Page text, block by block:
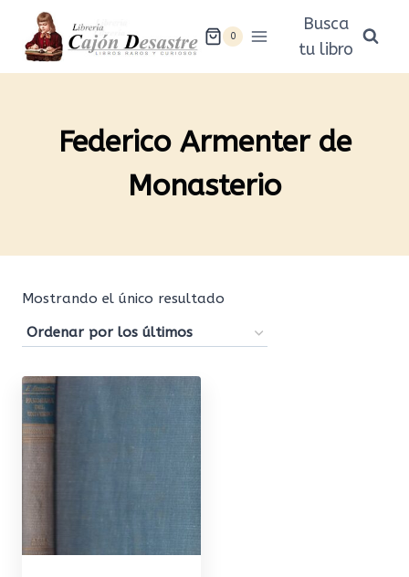
Saltar
contenido
0
Busca
tu libro
Federico Armenter de
Monasterio
Mostrando el único resultado